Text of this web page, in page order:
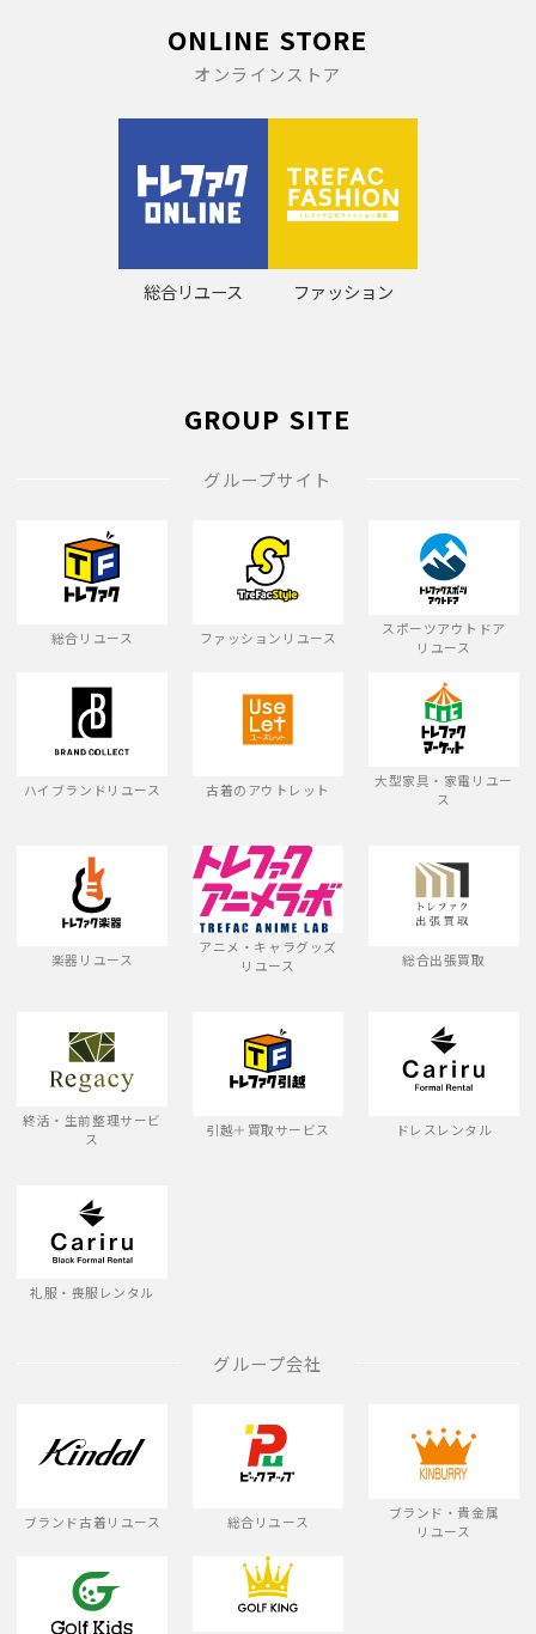
ONLINE STORE
オンラインストア
総合リユース ファッション
GROUP SITE
グループサイト
総合リユース ファッションリユース
スポーツアウトドア
リユース
ハイブランドリユース 古着のアウトレット
大型家具・家電リユー
ス
楽器リユース
アニメ・キャラグッズ
リユース
総合出張買取
終活・生前整理サービ
ス
引越＋買取サービス ドレスレンタル
礼服・喪服レンタル
グループ会社
ブランド古着リユース 総合リユース
ブランド・貴金属
リユース